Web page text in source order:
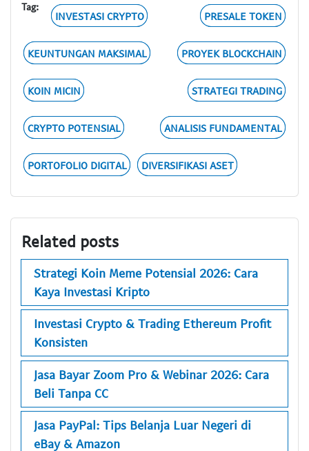
Tag:
INVESTASI CRYPTO PRESALE TOKEN
KEUNTUNGAN MAKSIMAL PROYEK BLOCKCHAIN
KOIN MICIN STRATEGI TRADING
CRYPTO POTENSIAL ANALISIS FUNDAMENTAL
PORTOFOLIO DIGITAL DIVERSIFIKASI ASET
Related posts
Strategi Koin Meme Potensial 2026: Cara
Kaya Investasi Kripto
Investasi Crypto & Trading Ethereum Profit
Konsisten
Jasa Bayar Zoom Pro & Webinar 2026: Cara
Beli Tanpa CC
Jasa PayPal: Tips Belanja Luar Negeri di
eBay & Amazon